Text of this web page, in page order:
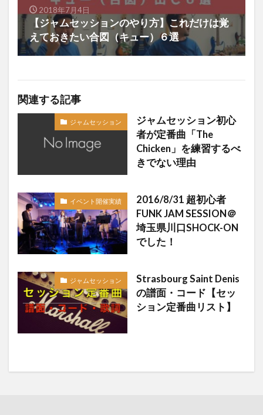
2018年7月4日
【ジャムセッションのやり方】これだけは覚
えておきたい合図（キュー）６選
関連する記事
ジャムセッション
ジャムセッション初心
者が定番曲「The
Chicken」を練習するべ
きでない理由
イベント開催実績
2016/8/31 超初心者
FUNK JAM SESSION＠
埼玉県川口SHOCK-ON
でした！
ジャムセッション
Strasbourg Saint Denis
の譜面・コード【セッ
ション定番曲リスト】